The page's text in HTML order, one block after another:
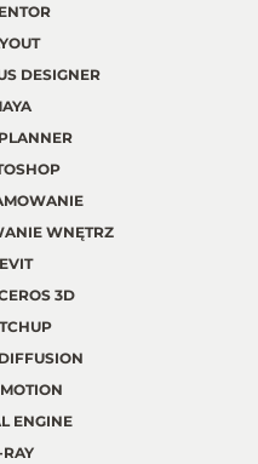
DESIGNER
WNĘTRZ
3D
ENGINE